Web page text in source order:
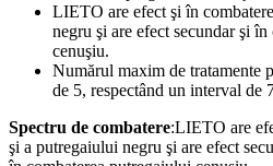
LIETO are efect şi în
negru şi are efect secundar şi
cenuşiu.
Numărul maxim de tratamente
de 5, respectând un interval de
Spectru de combatere:LIETO are
şi a putregaiului negru şi are efect